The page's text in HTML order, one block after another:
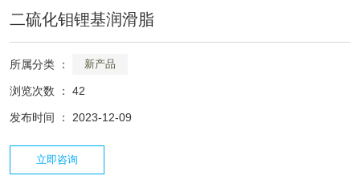
二硫化钼锂基润滑脂
所属分类 ： 新产品
浏览次数 ： 42
发布时间 ： 2023-12-09
立即咨询